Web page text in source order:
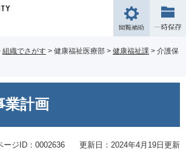
閲
覧
補
組織でさがす > 健康福祉医療部 > 健康福祉課 > 介護保
業計画
ージID：0002636 更新日：2024年4月19日更新